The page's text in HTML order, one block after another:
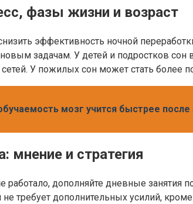
фазы жизни и возраст
эффективность ночной
задачам. У детей и подростков сон
У пожилых сон может стать более
мозг учится быстрее
мнение и стратегия
работало, дополняйте дневные
не требует дополнительных усилий,